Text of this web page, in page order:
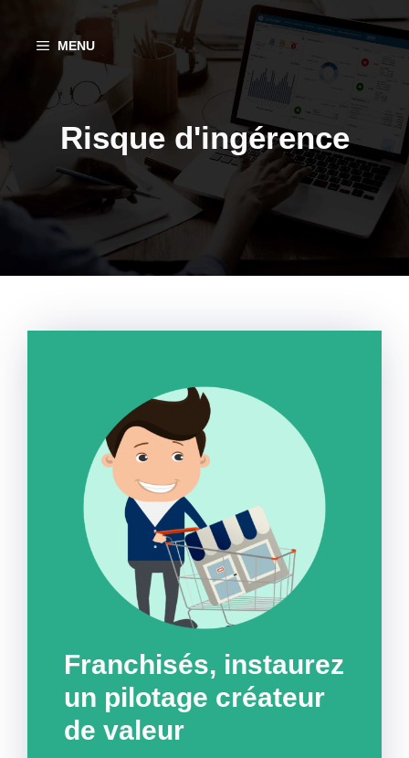
contenu
MENU
Risque d'ingérence
Franchisés, instaurez
un pilotage créateur
de valeur